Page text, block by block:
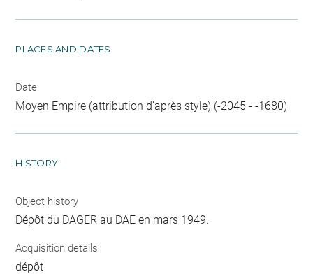
PLACES AND DATES
Date
Moyen Empire (attribution d'après style) (-2045 - -1680)
HISTORY
Object history
Dépôt du DAGER au DAE en mars 1949.
Acquisition details
dépôt